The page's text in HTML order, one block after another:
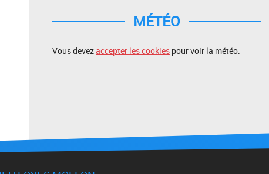
MÉTÉO
Vous devezaccepter les cookies pour voir la météo.